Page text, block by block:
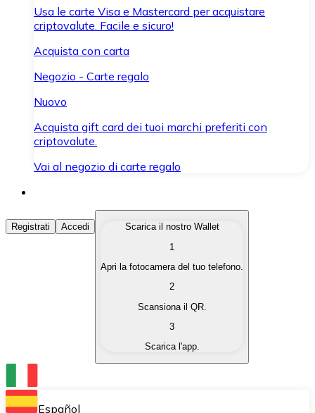
Usa le carte Visa e Mastercard per acquistare
criptovalute. Facile e sicuro!
Acquista con carta
Negozio - Carte regalo
Nuovo
Acquista gift card dei tuoi marchi preferiti con
criptovalute.
Vai al negozio di carte regalo
Acquista Criptovalute
Acquista le criptovalute che ti interessano in modo
Converti le tue criptovalute in valuta fiat quando ne
Scambia una criptovaluta con un'altra
Conserva le tue cripto in un Wallet self-custodial.
Registrati Accedi
Scarica il nostro Wallet
1
Apri la fotocamera del tuo telefono.
2
Scansiona il QR.
3
Scarica l'app.
Español